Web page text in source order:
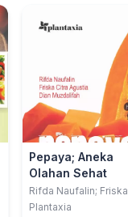
Pepaya; Aneka
Olahan Sehat
Rifda Naufalin; Friska
Citra Agustia; Dian
Plantaxia